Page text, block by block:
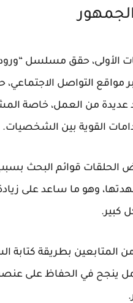
الأولى، حقق مسلسل
مواقع التواصل الاجتماعي،
عديدة من العمل، خاصة
القوية بين الشخصيات.
قوائم البحث
وهو ما ساعد على
كبير.
المتابعين بطريقة كتابة
ينجح في الحفاظ على